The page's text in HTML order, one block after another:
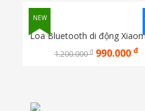
Loa Bluetooth di động
1.200.000đ 990.000đ
NEW